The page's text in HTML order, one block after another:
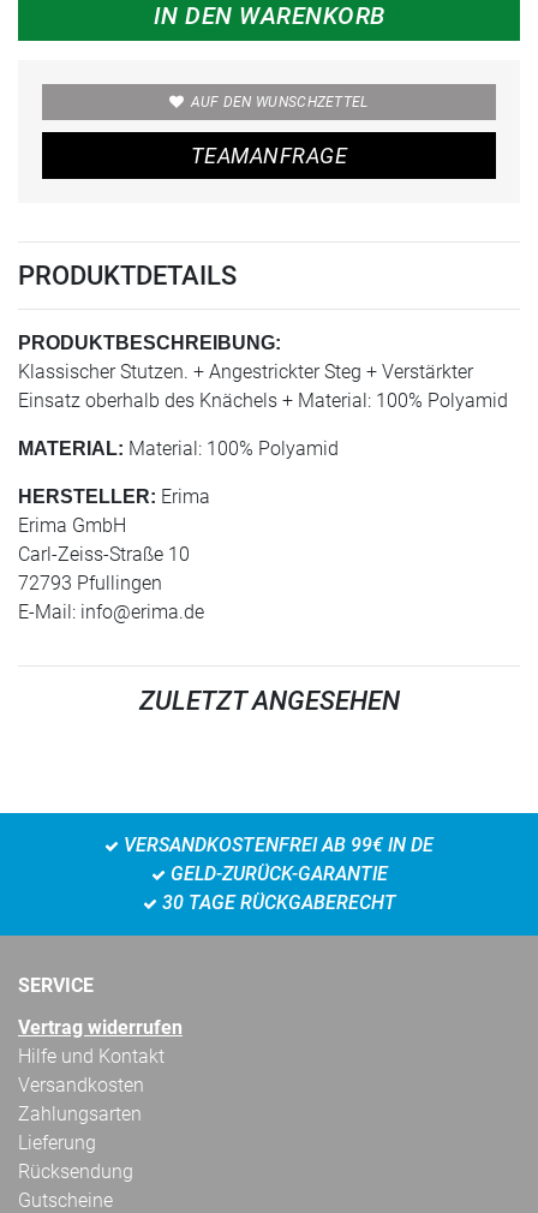
IN DEN WARENKORB
AUF DEN WUNSCHZETTEL
TEAMANFRAGE
PRODUKTDETAILS
PRODUKTBESCHREIBUNG:
Klassischer Stutzen. + Angestrickter Steg + Verstärkter
Einsatz oberhalb des Knächels + Material: 100% Polyamid
MATERIAL: Material: 100% Polyamid
HERSTELLER: Erima
Erima GmbH
Carl-Zeiss-Straße 10
72793 Pfullingen
E-Mail: info@erima.de
ZULETZT ANGESEHEN
VERSANDKOSTENFREI AB 99€ IN DE
GELD-ZURÜCK-GARANTIE
30 TAGE RÜCKGABERECHT
SERVICE
Vertrag widerrufen
Hilfe und Kontakt
Versandkosten
Zahlungsarten
Lieferung
Rücksendung
Gutscheine